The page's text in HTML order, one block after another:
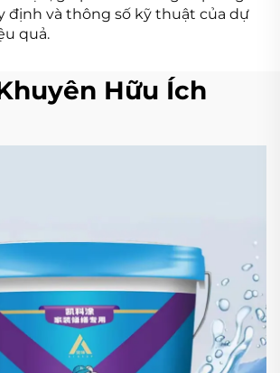
định và thông số kỹ thuật của dự
quả.
Hữu Ích